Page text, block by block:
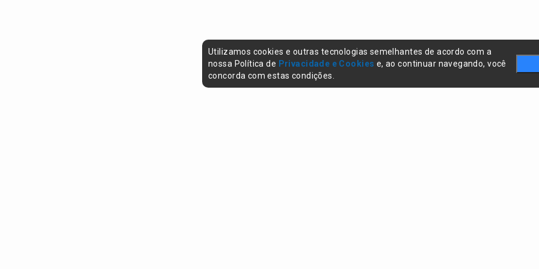
Utilizamos cookies e outras tecnologias semelhantes de acordo com a
nossa Política de Privacidade e Cookies e, ao continuar navegando, você
concorda com estas condições.